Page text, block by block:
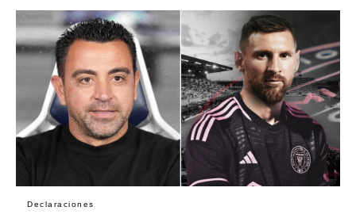
Declaraciones